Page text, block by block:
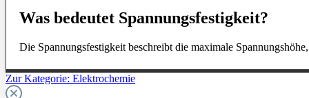
Zur Kategorie: Elektrochemie
Was bedeutet Spannungsfestigkeit?
Die Spannungsfestigkeit beschreibt die maximale